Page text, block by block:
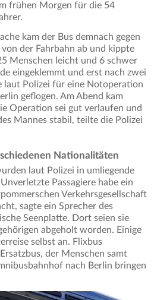
frühen Morgen für die 54
kam der Bus demnach gegen
der Fahrbahn ab und kippte
Menschen leicht und 6 schwer
eingeklemmt und erst nach zwei
laut Polizei für eine Notoperation
geflogen. Am Abend kam
Operation sei gut verlaufen und
Mannes stabil, teilte die Polizei
Nationalitäten
laut Polizei in umliegende
Passagiere habe ein
Verkehrsgesellschaft
sagte ein Sprecher des
Seenplatte. Dort seien sie
abgeholt worden. Einige
selbst an. Flixbus
der Menschen samt
nach Berlin bringen